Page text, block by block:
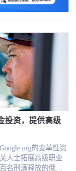
投资，提供高级
的变革性资
人士拓展高级职业
名刑满释放的俄克